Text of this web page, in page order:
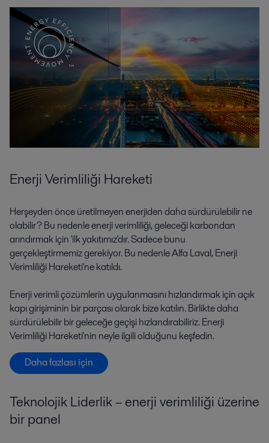
Enerji Verimliliği Hareketi
Herşeyden önce üretilmeyen enerjiden daha sürdürülebilir ne
olabilir? Bu nedenle enerji verimliliği, geleceği karbondan
arındırmak için 'ilk yakıtımız'dır. Sadece bunu
gerçekleştirmemiz gerekiyor. Bu nedenle Alfa Laval, Enerji
Verimliliği Hareketi'ne katıldı.
Enerji verimli çözümlerin uygulanmasını hızlandırmak için açık
kapı girişiminin bir parçası olarak bize katılın. Birlikte daha
sürdürülebilir bir geleceğe geçişi hızlandırabiliriz. Enerji
Verimliliği Hareketi'nin neyle ilgili olduğunu keşfedin.
Daha fazlası için
Teknolojik Liderlik – enerji verimliliği üzerine
bir panel